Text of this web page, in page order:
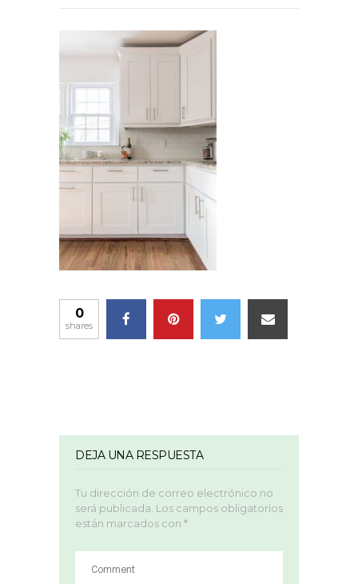
0
shares
DEJA UNA RESPUESTA
Tu dirección de correo electrónico no
será publicada. Los campos obligatorios
están marcados con *